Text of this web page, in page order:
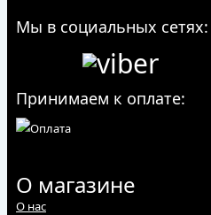
Мы в социальных сетях:
Принимаем к оплате:
О магазине
О нас